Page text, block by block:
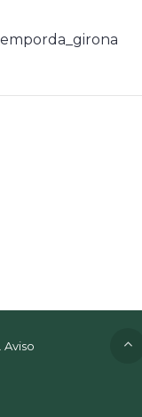
Aviso